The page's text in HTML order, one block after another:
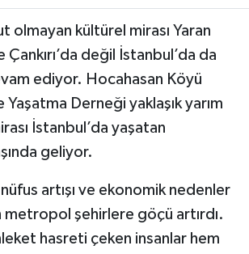
olmayan kültürel mirası Yaran
değil İstanbul’da da
ediyor. Hocahasan Köyü
Yaşatma Derneği yaklaşık yarım
İstanbul’da yaşatan
geliyor.
artışı ve ekonomik nedenler
metropol şehirlere göçü artırdı.
hasreti çeken insanlar hem